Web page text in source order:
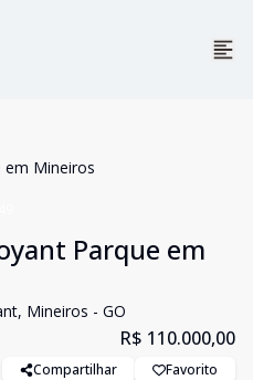
em Mineiros
Parque em
Mineiros - GO
R$ 110.000,00
Compartilhar Favorito